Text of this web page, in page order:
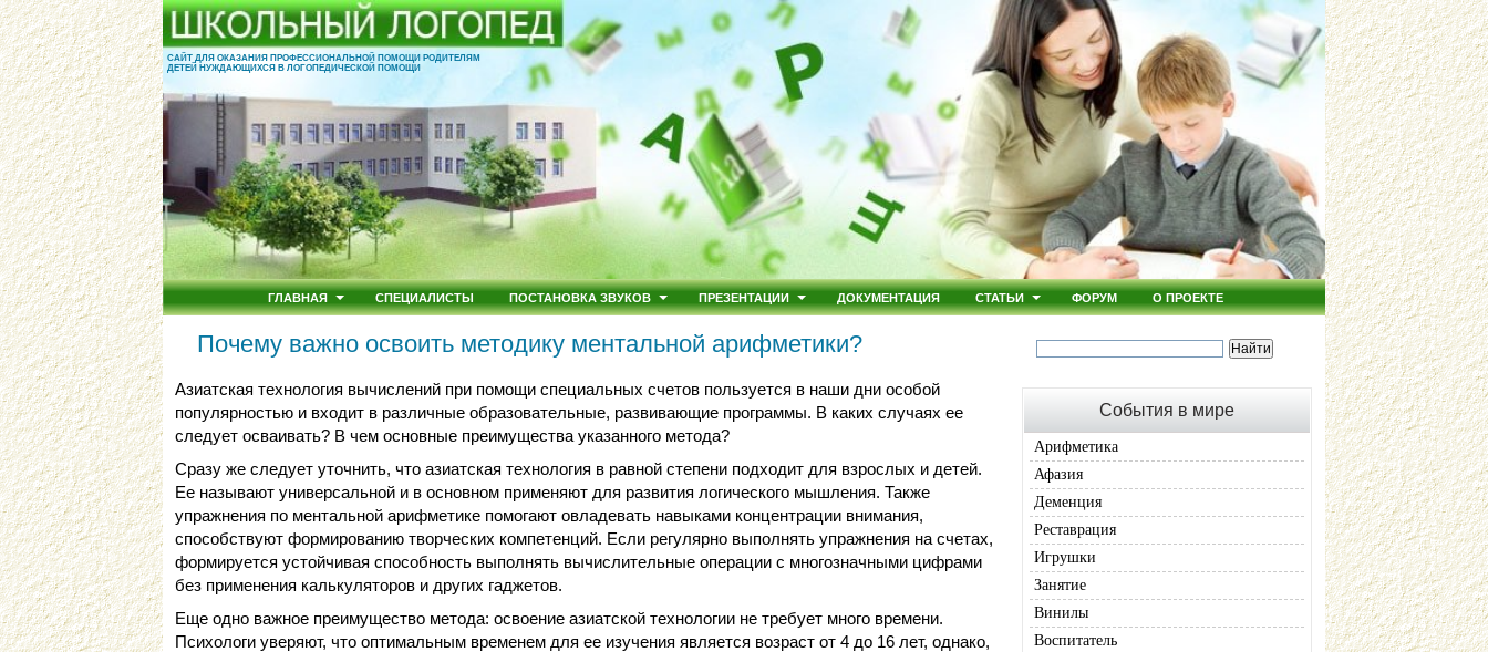
САЙТ ДЛЯ ОКАЗАНИЯ ПРОФЕССИОНАЛЬНОЙ ПОМОЩИ РОДИТЕЛЯМ
ДЕТЕЙ НУЖДАЮЩИХСЯ В ЛОГОПЕДИЧЕСКОЙ ПОМОЩИ
ГЛАВНАЯ СПЕЦИАЛИСТЫ ПОСТАНОВКА ЗВУКОВ ПРЕЗЕНТАЦИИ ДОКУМЕНТАЦИЯ СТАТЬИ ФОРУМ О ПРОЕКТЕ
Почему важно освоить методику ментальной арифметики?
Азиатская технология вычислений при помощи специальных счетов пользуется в наши дни особой
популярностью и входит в различные образовательные, развивающие программы. В каких случаях ее
следует осваивать? В чем основные преимущества указанного метода?
Сразу же следует уточнить, что азиатская технология в равной степени подходит для взрослых и детей.
Ее называют универсальной и в основном применяют для развития логического мышления. Также
упражнения по ментальной арифметике помогают овладевать навыками концентрации внимания,
способствуют формированию творческих компетенций. Если регулярно выполнять упражнения на счетах,
формируется устойчивая способность выполнять вычислительные операции с многозначными цифрами
без применения калькуляторов и других гаджетов.
Еще одно важное преимущество метода: освоение азиатской технологии не требует много времени.
Психологи уверяют, что оптимальным временем для ее изучения является возраст от 4 до 16 лет, однако,
События в мире
Арифметика
Афазия
Деменция
Реставрация
Игрушки
Занятие
Винилы
Воспитатель